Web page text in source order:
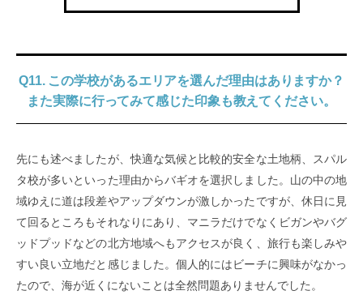
Q11. この学校があるエリアを選んだ理由はありますか？
また実際に行ってみて感じた印象も教えてください。
先にも述べましたが、快適な気候と比較的安全な土地柄、スパル
タ校が多いといった理由からバギオを選択しました。山の中の地
域ゆえに道は段差やアップダウンが激しかったですが、休日に見
て回るところもそれなりにあり、マニラだけでなくビガンやバグ
ッドプッドなどの北方地域へもアクセスが良く、旅行も楽しみや
すい良い立地だと感じました。個人的にはビーチに興味がなかっ
たので、海が近くにないことは全然問題ありませんでした。